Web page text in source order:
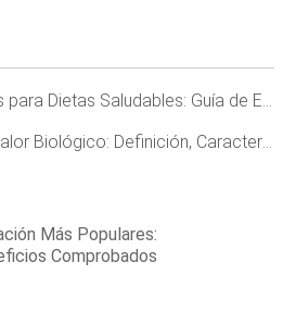
Saludables: Guía de Expertos en Nutrición
Definición, Características y Fuentes Alimentarias Clave
Más Populares:
Comprobados